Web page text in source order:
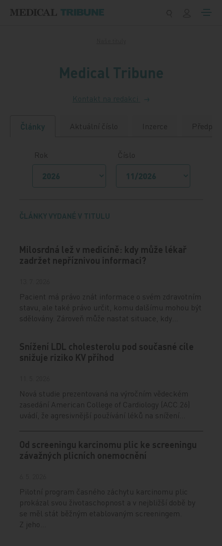
Medical Tribune
Kontakt na redakci
Články Aktuální číslo Inzerce
Rok Číslo
ČLÁNKY VYDANÉ V TITULU
Milosrdná lež v medicíně: kdy může lékař
zadržet nepříznivou informaci?
Pacient má právo znát informace o svém zdravotním
stavu, ale také právo určit, komu dalšímu mohou být
sdělovány. Zároveň může nastat situace, kdy…
Snížení LDL cholesterolu pod současné cíle
snižuje riziko KV příhod
Nová studie prezentovaná na výročním vědeckém
zasedání American College of Cardiology (ACC.26)
uvádí, že agresivnější používání léků na snížení…
Od screeningu karcinomu plic ke screeningu
závažných plicních onemocnění
Pilotní program časného záchytu karcinomu plic
prokázal svou životaschopnost a v nejbližší době by
se měl stát běžným etablovaným screeningem.
Z jeho…